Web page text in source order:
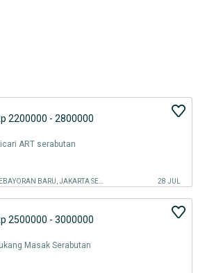
2200000 - 2800000
ART serabutan
28 JUL
2500000 - 3000000
Masak Serabutan